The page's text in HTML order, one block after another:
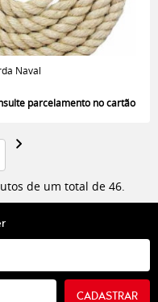
Naval
de um total de 46.
CADASTRAR